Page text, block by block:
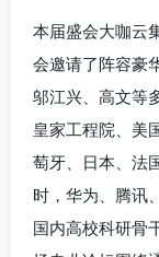
本届盛会大咖云
会邀请了阵容豪
邬江兴、高文等
皇家工程院、美
萄牙、日本、法
时，华为、腾讯
国内高校科研骨